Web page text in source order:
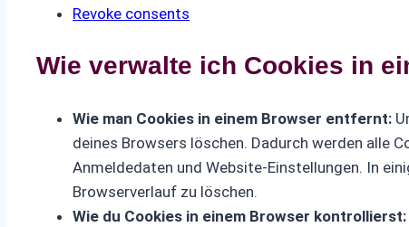
Revoke consents
Wie verwalte ich Cookies in
Wie man Cookies in einem Browser entfernt:
deines Browsers löschen. Dadurch werden alle
Anmeldedaten und Website-Einstellungen. In
Browserverlauf zu löschen.
Wie du Cookies in einem Browser kontrollierst: